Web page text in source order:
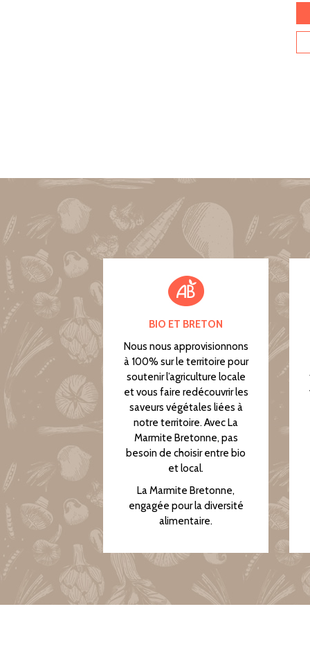
BIO ET BRETON
Nous nous approvisionnons
à 100% sur le territoire pour
soutenir l’agriculture locale
et vous faire redécouvrir les
saveurs végétales liées à
notre territoire. Avec La
Marmite Bretonne, pas
besoin de choisir entre bio
et local.
La Marmite Bretonne,
engagée pour la diversité
alimentaire.